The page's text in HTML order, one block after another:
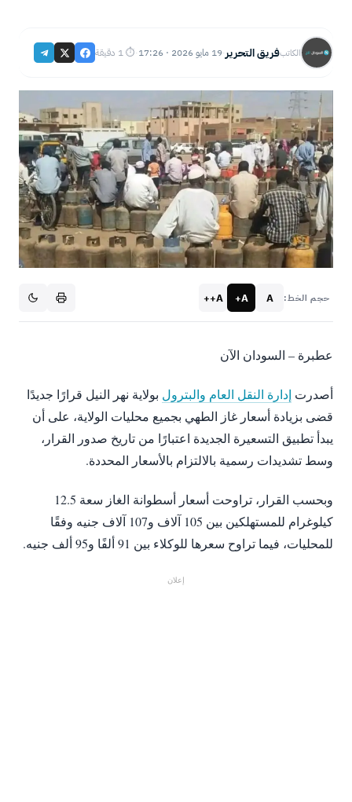
الكاتبفريق التحرير·19 مايو 2026 · 17:26 ·⏱ 1 دقيقة
حجم الخط: A
A+
A++
عطبرة – السودان الآن
أصدرت إدارة النقل العام والبترول بولاية نهر النيل قرارًا جديدًا
قضى بزيادة أسعار غاز الطهي بجميع محليات الولاية، على أن
يبدأ تطبيق التسعيرة الجديدة اعتبارًا من تاريخ صدور القرار،
وسط تشديدات رسمية بالالتزام بالأسعار المحددة.
وبحسب القرار، تراوحت أسعار أسطوانة الغاز سعة 12.5
كيلوغرام للمستهلكين بين 105 آلاف و107 آلاف جنيه وفقًا
للمحليات، فيما تراوح سعرها للوكلاء بين 91 ألفًا و95 ألف جنيه.
إعلان